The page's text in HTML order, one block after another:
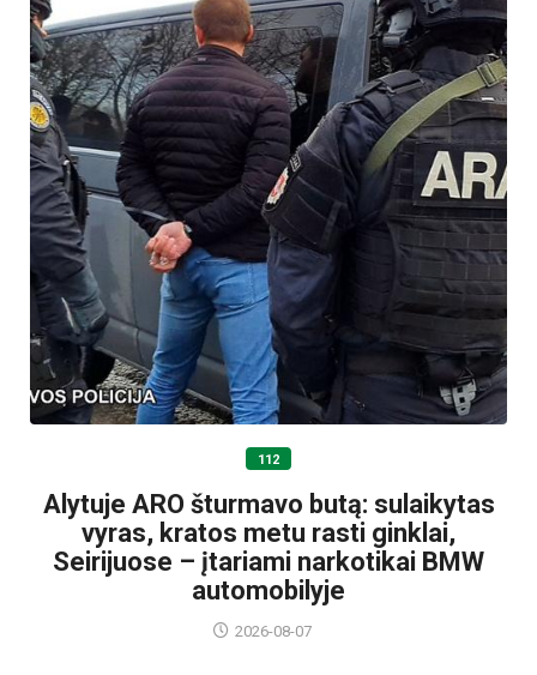
112
Alytuje ARO šturmavo butą: sulaikytas
vyras, kratos metu rasti ginklai,
Seirijuose – įtariami narkotikai BMW
automobilyje
2026-08-07